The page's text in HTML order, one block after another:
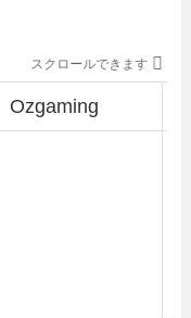
スクロールできます
Ozgaming